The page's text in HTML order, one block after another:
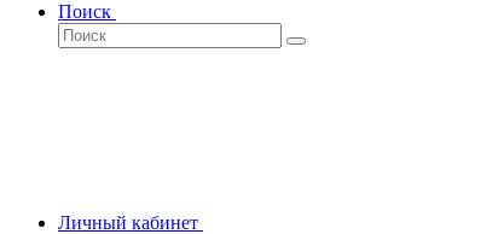
Поиск
Личный кабинет